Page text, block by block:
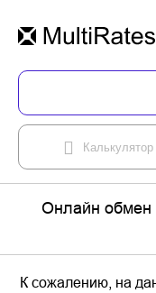
Калькулятор
Онлайн обмен
К сожалению, на